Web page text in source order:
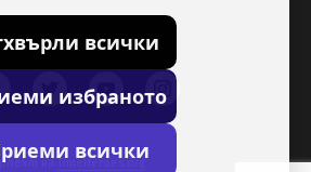
на
всички
избраното
всички